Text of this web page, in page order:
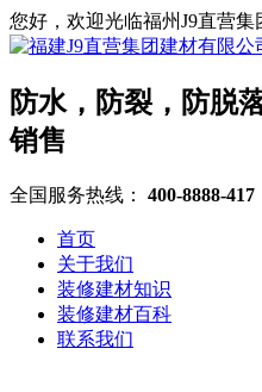
您好，欢迎光临福州J9直营集
防水，防裂，防脱
销售
全国服务热线： 400-8888-417
首页
关于我们
装修建材知识
装修建材百科
联系我们